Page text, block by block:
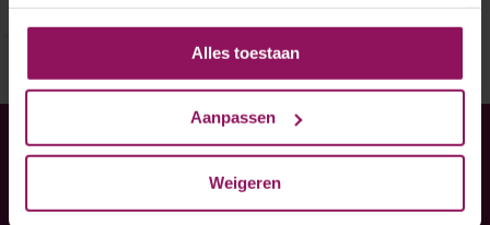
Alles toestaan
Aanpassen
Weigeren
Heeft u hulp nodig bij uw
Twijfel niet, neem contact met ons op!